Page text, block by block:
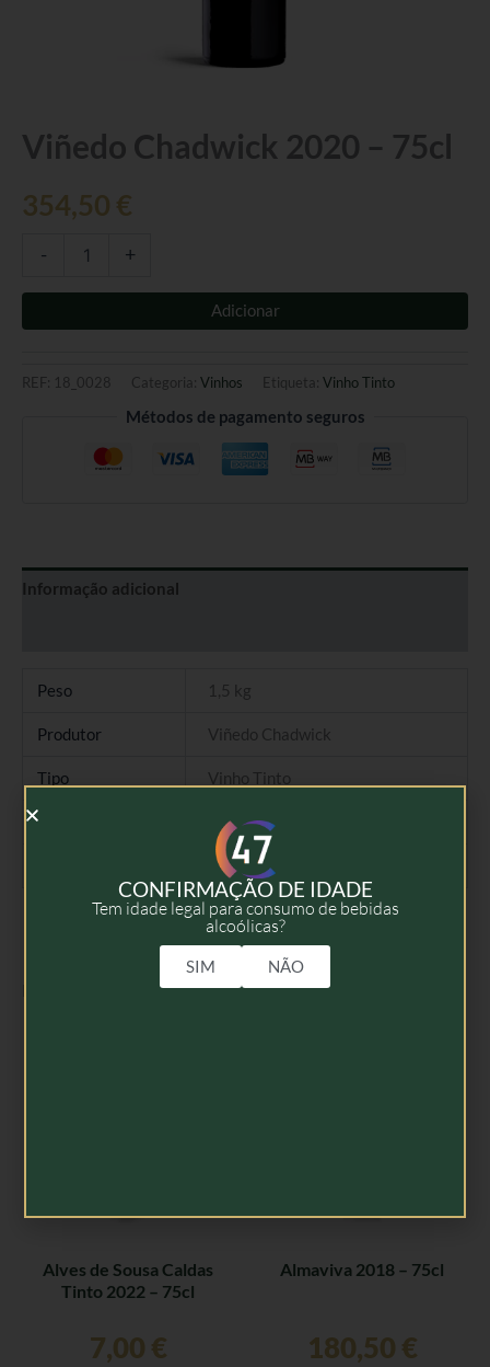
Viñedo Chadwick 2020 – 75cl
354,50 €
-
Quantidade
de
Chadwick
+
Adicionar
REF: 18_0028 Categoria: Vinhos Etiqueta: Vinho Tinto
Métodos de pagamento seguros
Informação adicional
Peso 1,5 kg
Produtor Viñedo Chadwick
Tipo Vinho Tinto
Colheita 2020
75cl
Produtos Relacionados
Alves de Sousa Caldas
Tinto 2022 – 75cl
7,00 €
Almaviva 2018 – 75cl
180,50 €
CONFIRMAÇÃO DE IDADE
Tem idade legal para consumo de bebidas
alcoólicas?
SIM NÃO